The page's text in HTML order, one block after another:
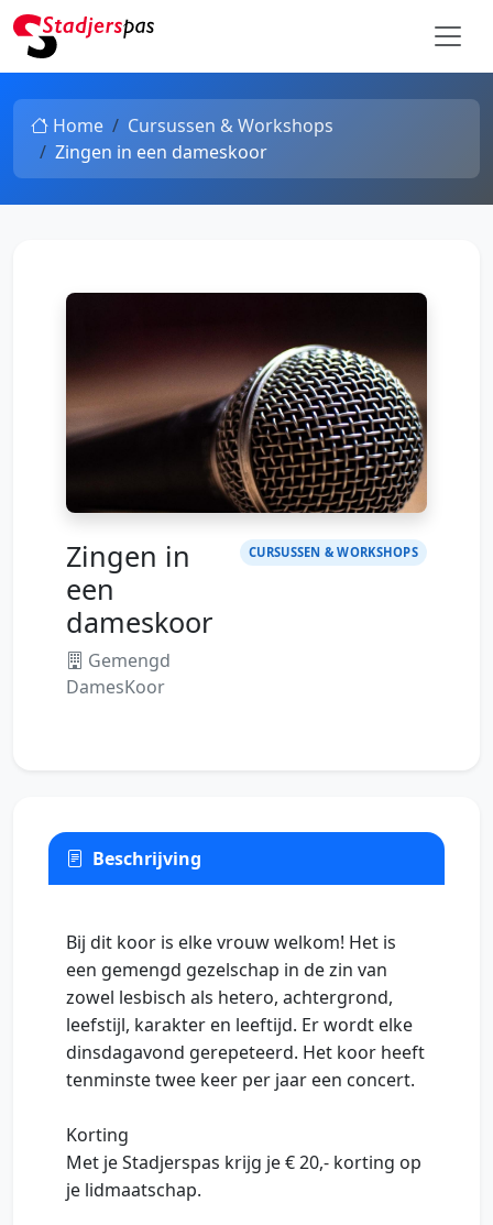
Home
Cursussen & Workshops
Zingen in een dameskoor
Zingen in
een
dameskoor
Gemengd
DamesKoor
CURSUSSEN & WORKSHOPS
Beschrijving
Bij dit koor is elke vrouw welkom! Het is
een gemengd gezelschap in de zin van
zowel lesbisch als hetero, achtergrond,
leefstijl, karakter en leeftijd. Er wordt elke
dinsdagavond gerepeteerd. Het koor heeft
tenminste twee keer per jaar een concert.
Korting
Met je Stadjerspas krijg je € 20,- korting op
je lidmaatschap.